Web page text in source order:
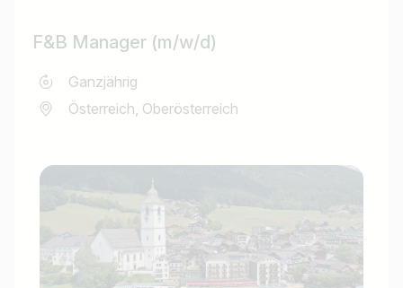
F&B Manager (m/w/d)
Ganzjährig
Österreich, Oberösterreich